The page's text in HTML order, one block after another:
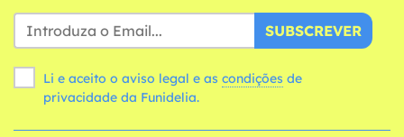
SUBSCREVER
Li e aceito o aviso legal e as condições
privacidade da Funidelia.